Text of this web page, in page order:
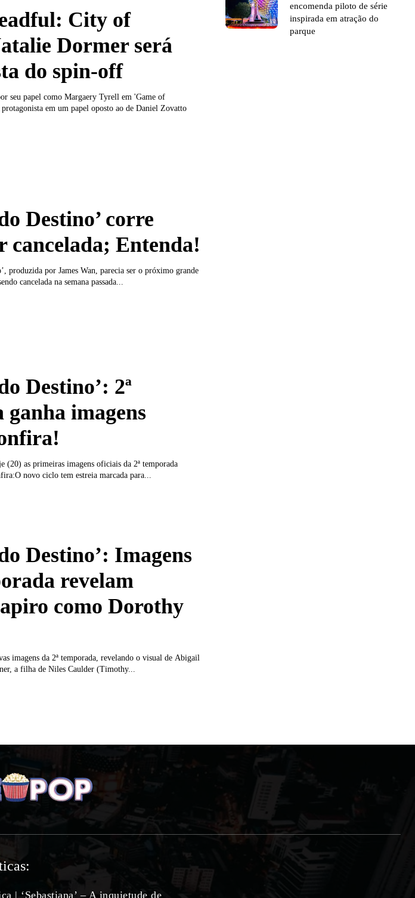
City of
Dormer será
do spin-off
seu papel como Margaery Tyrell em 'Game of
em um papel oposto ao de Daniel Zovatto
Destino’ corre
cancelada; Entenda!
produzida por James Wan, parecia ser o próximo grande
cancelada na semana passada...
Destino’: 2ª
ganha imagens
(20) as primeiras imagens oficiais da 2ª temporada
novo ciclo tem estreia marcada para...
Destino’: Imagens
revelam
como Dorothy
imagens da 2ª temporada, revelando o visual de Abigail
a filha de Niles Caulder (Timothy...
encomenda piloto de série
inspirada em atração do
parque
| ‘Sebastiana’ – A inquietude de